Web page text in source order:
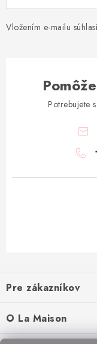
Vložením e-mailu
Potrebujete
p
ä
Pre zákazníkov
Doprava a platba
O La Maison
O nás